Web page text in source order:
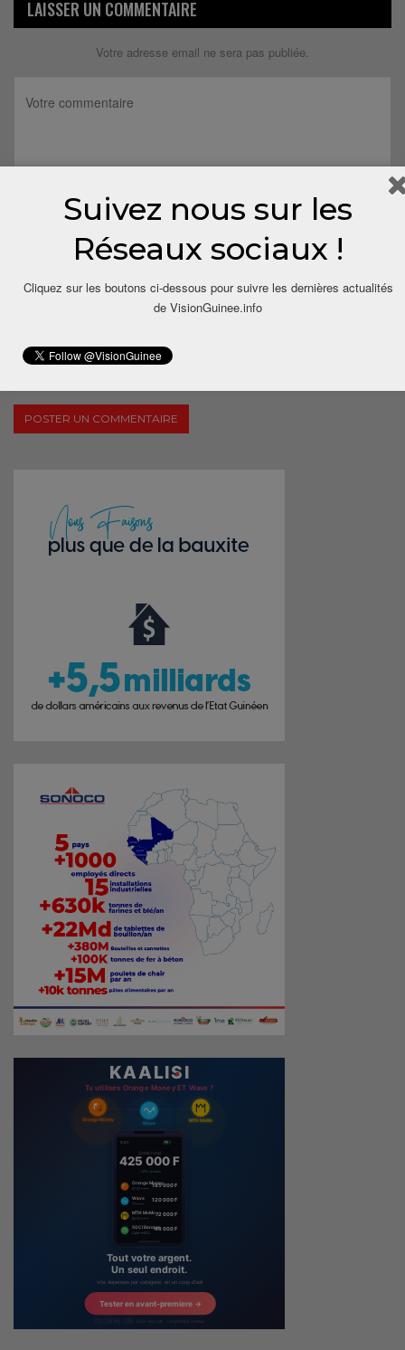
LAISSER UN COMMENTAIRE
Votre adresse email ne sera pas publiée.
Save my name, email, and website in this browser for the next
Suivez nous sur les
Réseaux sociaux !
Cliquez sur les boutons ci-dessous pour suivre les dernières actualités
de VisionGuinee.info